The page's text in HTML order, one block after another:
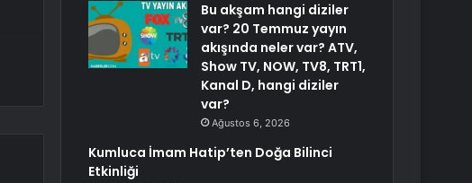
Bu akşam hangi diziler
var? 20 Temmuz yayın
akışında neler var? ATV,
Show TV, NOW, TV8, TRT1,
Kanal D, hangi diziler
var?
Ağustos 6, 2026
Kumluca İmam Hatip’ten Doğa Bilinci
Etkinliği